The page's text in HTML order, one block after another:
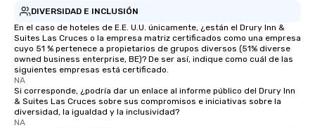
DIVERSIDAD E INCLUSIÓN
En el caso de hoteles de E.E. U.U. únicamente, ¿están el Drury Inn &
Suites Las Cruces o la empresa matriz certificados como una empresa
cuyo 51 % pertenece a propietarios de grupos diversos (51% diverse
owned business enterprise, BE)? De ser así, indique como cuál de las
siguientes empresas está certificado.
NA
Si corresponde, ¿podría dar un enlace al informe público del Drury Inn
& Suites Las Cruces sobre sus compromisos e iniciativas sobre la
diversidad, la igualdad y la inclusividad?
NA